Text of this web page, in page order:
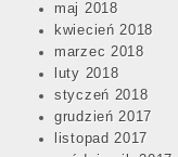
maj 2018
kwiecień 2018
marzec 2018
luty 2018
styczeń 2018
grudzień 2017
listopad 2017